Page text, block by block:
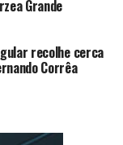
o quinto
contração na
a economia
e os núcleos
Grande
recolhe cerca
Corrêa